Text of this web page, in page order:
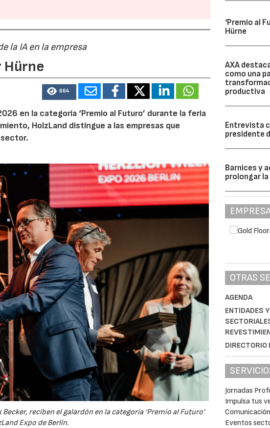
la IA en la empresa
Hürne
664
en la categoría ‘Premio al Futuro’ durante la feria
HolzLand distingue a las empresas que
reciben el galardón en la categoría ‘Premio al Futuro’
Expo de Berlín.
‘Premio al
Hürne
AXA
como una
productiva
Entrevista
presidente
Barnices y
prolongar
OTRAS
AGENDA
ENTIDADES
DIRECTORIO
Jornadas
Impulsa tus
Eventos